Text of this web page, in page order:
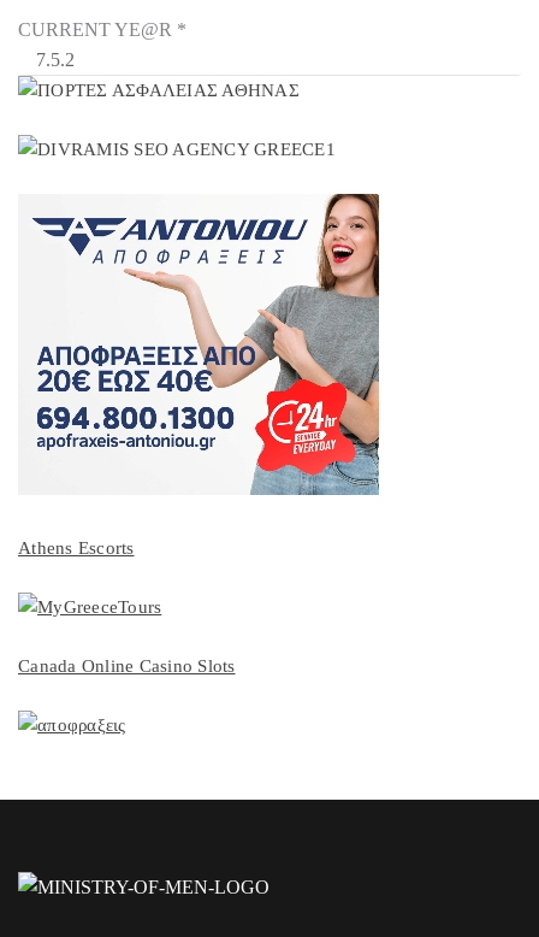
CURRENT YE@R *
Athens Escorts
Canada Online Casino Slots